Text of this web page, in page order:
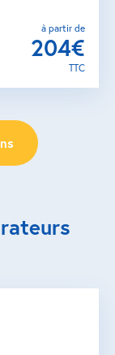
à partir de
204€
TTC